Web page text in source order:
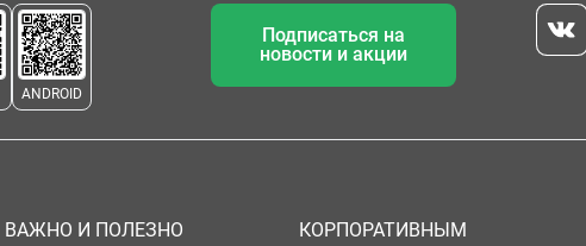
ANDROID
Подписаться на
новости и акции
ВАЖНО И ПОЛЕЗНО
КОРПОРАТИВНЫМ